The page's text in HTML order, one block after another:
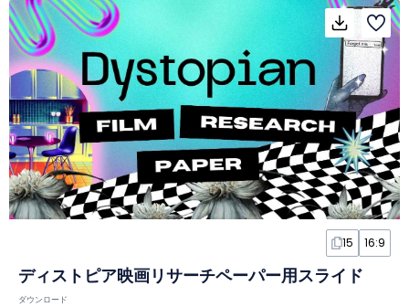
15 16:9
ディストピア映画リサーチペーパー用スライド
ダウンロード